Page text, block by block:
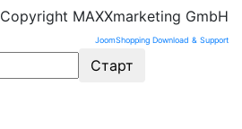
Copyright MAXXmarketing GmbH
JoomShopping Download & Support